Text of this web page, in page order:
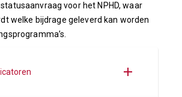
voor het NPHD, waar
welke bijdrage geleverd kan worden